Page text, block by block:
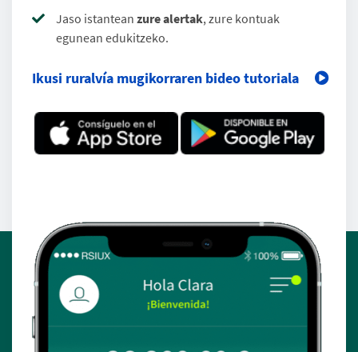
Jaso istantean zure alertak, zure kontuak
egunean edukitzeko.
Ikusi ruralvía mugikorraren bideo tutoriala